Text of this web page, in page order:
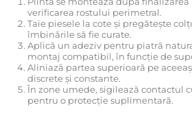
verificarea rostului perimetral.
Taie piesele la cote și pregătește
îmbinările să fie curate.
Aplică un adeziv pentru piatră
montaj compatibil, în funcție de
Aliniază partea superioară pe
discrete și constante.
În zone umede, sigilează contactul
pentru o protecție suplimentară.